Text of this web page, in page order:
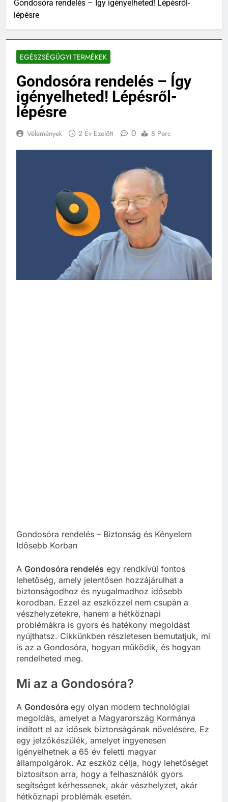
Gondosóra rendelés – Így igényelheted! Lépésről-
lépésre
EGÉSZSÉGÜGYI TERMÉKEK
Gondosóra rendelés – Így
igényelheted! Lépésről-
lépésre
Vélemények 2 Év Ezelőtt 0 8 Perc
Gondosóra rendelés – Biztonság és Kényelem
Idősebb Korban
A Gondosóra rendelés egy rendkívül fontos
lehetőség, amely jelentősen hozzájárulhat a
biztonságodhoz és nyugalmadhoz idősebb
korodban. Ezzel az eszközzel nem csupán a
vészhelyzetekre, hanem a hétköznapi
problémákra is gyors és hatékony megoldást
nyújthatsz. Cikkünkben részletesen bemutatjuk, mi
is az a Gondosóra, hogyan működik, és hogyan
rendelheted meg.
Mi az a Gondosóra?
A Gondosóra egy olyan modern technológiai
megoldás, amelyet a Magyarország Kormánya
indított el az idősek biztonságának növelésére. Ez
egy jelzőkészülék, amelyet ingyenesen
igényelhetnek a 65 év feletti magyar
állampolgárok. Az eszköz célja, hogy lehetőséget
biztosítson arra, hogy a felhasználók gyors
segítséget kérhessenek, akár vészhelyzet, akár
hétköznapi problémák esetén.